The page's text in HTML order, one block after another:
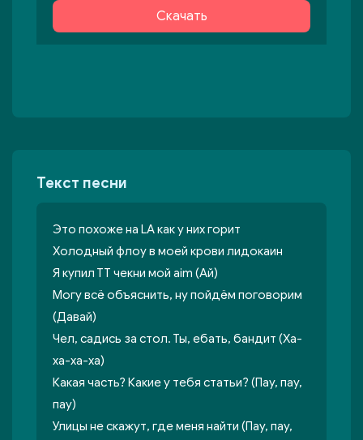
Скачать
Текст песни
Это похоже на LA как у них горит
Холодный флоу в моей крови лидокаин
Я купил ТТ чекни мой aim (Ай)
Могу всё объяснить, ну пойдём поговорим
(Давай)
Чел, садись за стол. Ты, ебать, бандит (Ха-
ха-ха-ха)
Какая часть? Какие у тебя статьи? (Пау, пау,
пау)
Улицы не скажут, где меня найти (Пау, пау,